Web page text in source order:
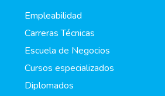
Empleabilidad
Carreras Técnicas
Escuela de Negocios
Cursos especializados
Diplomados